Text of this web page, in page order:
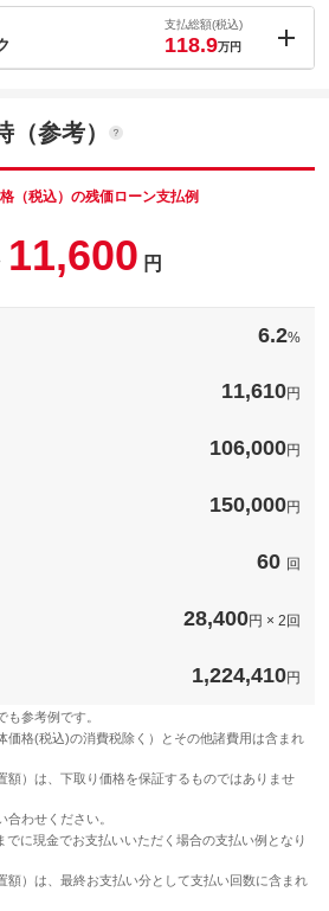
度年会費４，０００円の合計６，０００円です。
トラブルの際でもＪＡＦに入っていれば安心です♪
支払総額(税込)
118.9万円
字等は、抽選になることがございます。ご了承く
（参考）
（税込）の残価ローン支払例
11,600 円
6.2%
11,610円
106,000円
150,000円
60 回
28,400円 × 2回
1,224,410円
参考例です。
格(税込)の消費税除く）とその他諸費用は含まれ
）は、下取り価格を保証するものではありませ
わせください。
に現金でお支払いいただく場合の支払い例となり
）は、最終お支払い分として支払い回数に含まれ